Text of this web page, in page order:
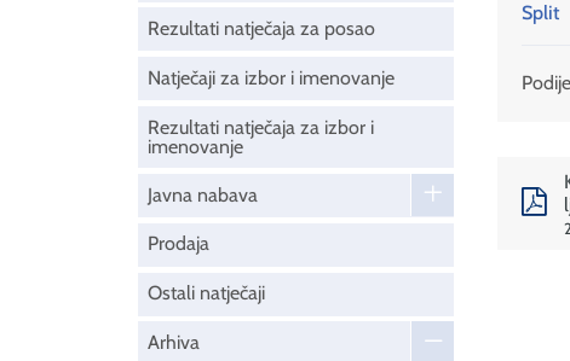
Rezultati natječaja za posao
Natječaji za izbor i imenovanje
Rezultati natječaja za izbor i
imenovanje
Javna nabava
Prodaja
Ostali natječaji
Arhiva
Split